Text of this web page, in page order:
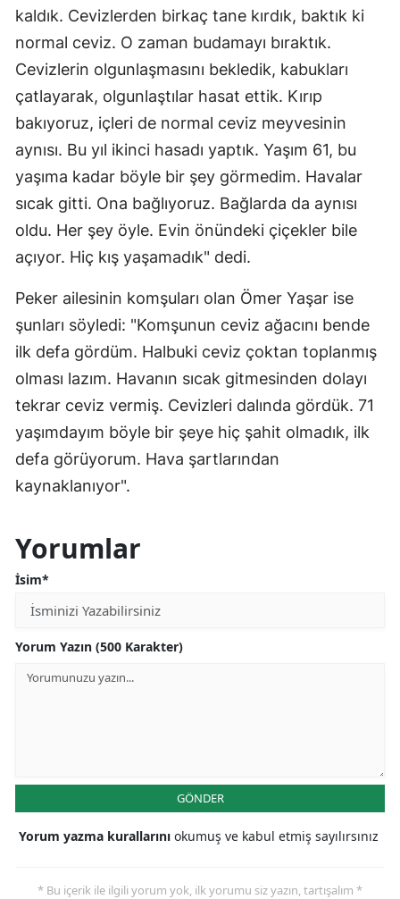
kaldık. Cevizlerden birkaç tane kırdık, baktık ki
normal ceviz. O zaman budamayı bıraktık.
Cevizlerin olgunlaşmasını bekledik, kabukları
çatlayarak, olgunlaştılar hasat ettik. Kırıp
bakıyoruz, içleri de normal ceviz meyvesinin
aynısı. Bu yıl ikinci hasadı yaptık. Yaşım 61, bu
yaşıma kadar böyle bir şey görmedim. Havalar
sıcak gitti. Ona bağlıyoruz. Bağlarda da aynısı
oldu. Her şey öyle. Evin önündeki çiçekler bile
açıyor. Hiç kış yaşamadık" dedi.
Peker ailesinin komşuları olan Ömer Yaşar ise
şunları söyledi: "Komşunun ceviz ağacını bende
ilk defa gördüm. Halbuki ceviz çoktan toplanmış
olması lazım. Havanın sıcak gitmesinden dolayı
tekrar ceviz vermiş. Cevizleri dalında gördük. 71
yaşımdayım böyle bir şeye hiç şahit olmadık, ilk
defa görüyorum. Hava şartlarından
kaynaklanıyor".
Yorumlar
İsim*
Yorum Yazın (500 Karakter)
GÖNDER
Yorum yazma kurallarını okumuş ve kabul etmiş sayılırsınız
* Bu içerik ile ilgili yorum yok, ilk yorumu siz yazın, tartışalım *